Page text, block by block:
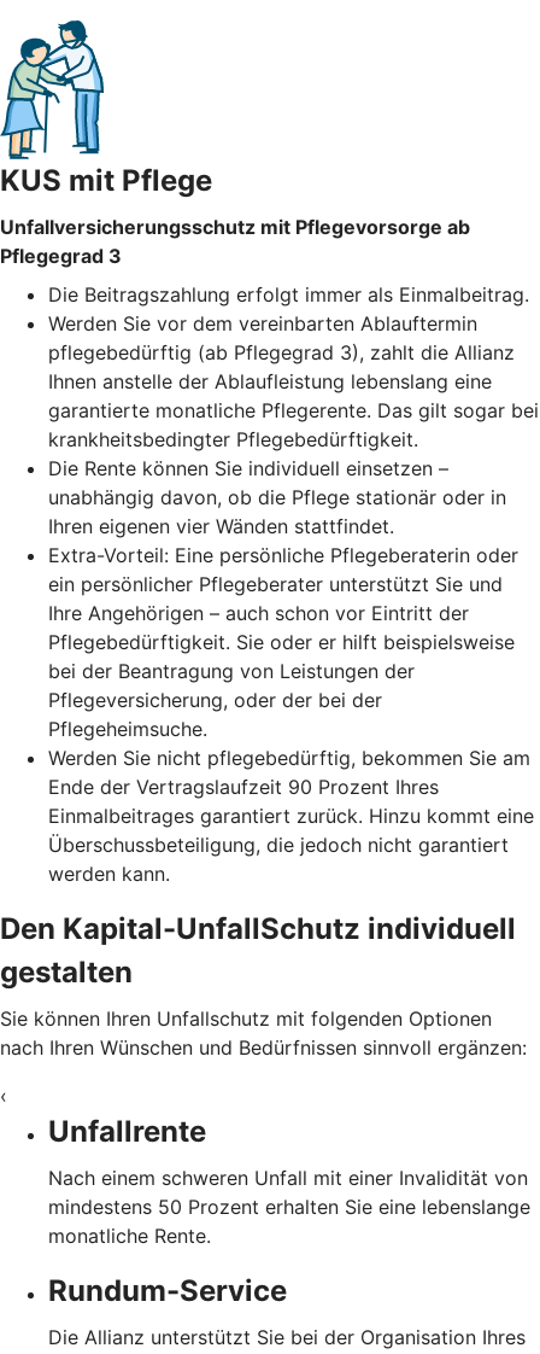
KUS mit Pflege
Unfallversicherungsschutz mit Pflegevorsorge ab
Pflegegrad 3
Die Beitragszahlung erfolgt immer als Einmalbeitrag.
Werden Sie vor dem vereinbarten Ablauftermin
pflegebedürftig (ab Pflegegrad 3), zahlt die Allianz
Ihnen anstelle der Ablaufleistung lebenslang eine
garantierte monatliche Pflegerente. Das gilt sogar bei
krankheitsbedingter Pflegebedürftigkeit.
Die Rente können Sie individuell einsetzen –
unabhängig davon, ob die Pflege stationär oder in
Ihren eigenen vier Wänden stattfindet.
Extra-Vorteil: Eine persönliche Pflegeberaterin oder
ein persönlicher Pflegeberater unterstützt Sie und
Ihre Angehörigen – auch schon vor Eintritt der
Pflegebedürftigkeit. Sie oder er hilft beispielsweise
bei der Beantragung von Leistungen der
Pflegeversicherung, oder der bei der
Pflegeheimsuche.
Werden Sie nicht pflegebedürftig, bekommen Sie am
Ende der Vertragslaufzeit 90 Prozent Ihres
Einmalbeitrages garantiert zurück. Hinzu kommt eine
Überschussbeteiligung, die jedoch nicht garantiert
werden kann.
Den Kapital-UnfallSchutz individuell
gestalten
Sie können Ihren Unfallschutz mit folgenden Optionen
nach Ihren Wünschen und Bedürfnissen sinnvoll ergänzen:
‹
Unfallrente
Nach einem schweren Unfall mit einer Invalidität von
mindestens 50 Prozent erhalten Sie eine lebenslange
monatliche Rente.
Rundum-Service
Die Allianz unterstützt Sie bei der Organisation Ihres